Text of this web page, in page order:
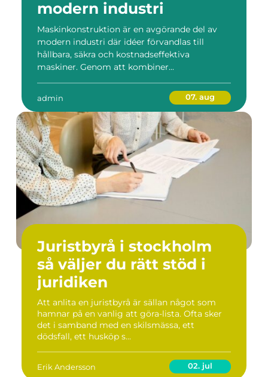
modern industri
Maskinkonstruktion är en avgörande del av
modern industri där idéer förvandlas till
hållbara, säkra och kostnadseffektiva
maskiner. Genom att kombiner...
admin 07. aug
Juristbyrå i stockholm
så väljer du rätt stöd i
juridiken
Att anlita en juristbyrå är sällan något som
hamnar på en vanlig att göra-lista. Ofta sker
det i samband med en skilsmässa, ett
dödsfall, ett husköp s...
Erik Andersson 02. jul